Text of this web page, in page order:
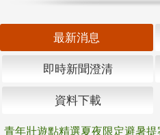
最新消息
即時新聞澄清
資料下載